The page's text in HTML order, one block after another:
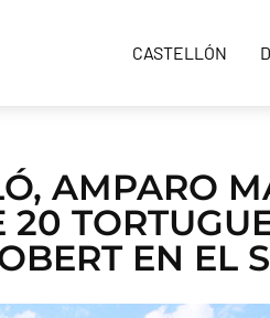
CASTELLÓN
AMPARO
20
EN EL